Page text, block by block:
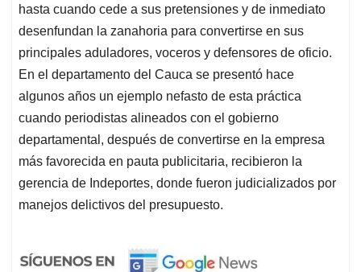
hasta cuando cede a sus pretensiones y de inmediato
desenfundan la zanahoria para convertirse en sus
principales aduladores, voceros y defensores de oficio.
En el departamento del Cauca se presentó hace
algunos años un ejemplo nefasto de esta práctica
cuando periodistas alineados con el gobierno
departamental, después de convertirse en la empresa
más favorecida en pauta publicitaria, recibieron la
gerencia de Indeportes, donde fueron judicializados por
manejos delictivos del presupuesto.